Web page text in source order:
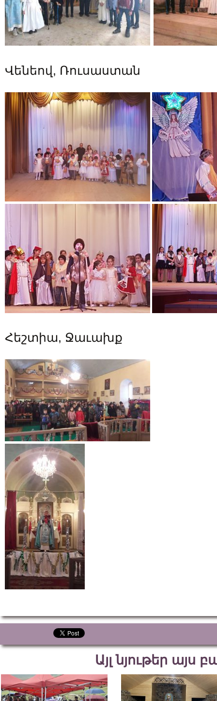
Վենեով, Ռուսաստան
Հեշտիա, Ջաւախք
Այլ նյութեր այս